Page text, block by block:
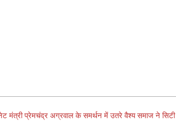
मंत्री प्रेमचंद्र अग्रवाल के समर्थन में उतरे वैश्य समाज ने सिटी